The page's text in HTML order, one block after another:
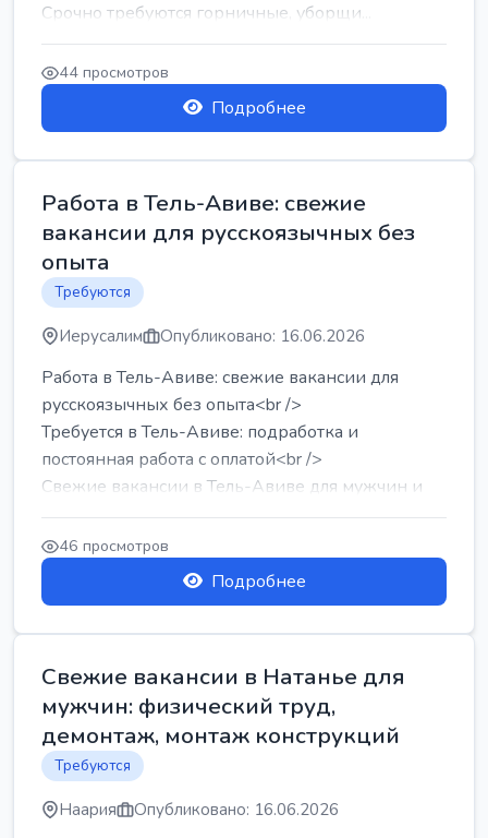
Срочно требуются горничные, уборщи...
44 просмотров
Подробнее
Работа в Тель-Авиве: свежие
вакансии для русскоязычных без
опыта
Требуются
Иерусалим Опубликовано: 16.06.2026
Работа в Тель-Авиве: свежие вакансии для
русскоязычных без опыта<br />
Требуется в Тель-Авиве: подработка и
постоянная работа с оплатой<br />
Свежие вакансии в Тель-Авиве для мужчин и
женщин от хозя...
46 просмотров
Подробнее
Свежие вакансии в Натанье для
мужчин: физический труд,
демонтаж, монтаж конструкций
Требуются
Наария Опубликовано: 16.06.2026